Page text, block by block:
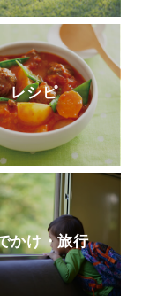
レシピ
かけ・旅行